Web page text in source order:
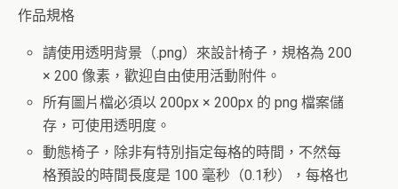
作品規格
請使用透明背景（.png）來設計椅子，規格為 200
× 200 像素，歡迎自由使用活動附件。
所有圖片檔必須以 200px × 200px 的 png 檔案儲
存，可使用透明度。
動態椅子，除非有特別指定每格的時間，不然每
格預設的時間長度是 100 毫秒（0.1秒），每格也